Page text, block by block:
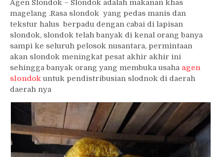
Agen Slondok – Slondok adalah makanan khas
magelang .Rasa slondok yang pedas manis dan
tekstur halus berpadu dengan cabai di lapisan
slondok, slondok telah banyak di kenal orang banya
sampi ke seluruh pelosok nusantara, permintaan
akan slondok meningkat pesat akhir akhir ini
sehingga banyak orang yang membuka usaha agen
slondok untuk pendistribusian slodnok di daerah
daerah nya